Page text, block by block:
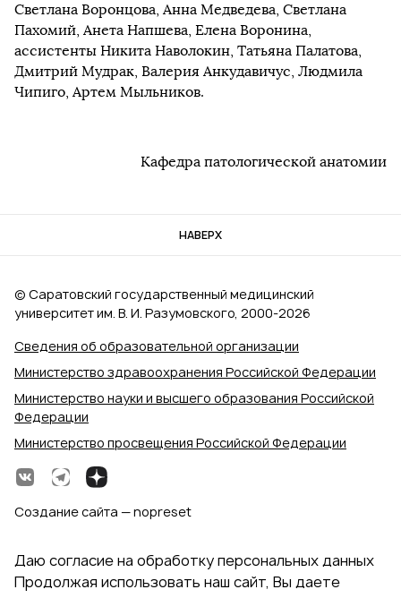
Светлана Воронцова, Анна Медведева, Светлана
Пахомий, Анета Напшева, Елена Воронина,
ассистенты Никита Наволокин, Татьяна Палатова,
Дмитрий Мудрак, Валерия Анкудавичус, Людмила
Чипиго, Артем Мыльников.
Кафедра патологической анатомии
НАВЕРХ
Сведения об образовательной организации
Министерство здравоохранения Российской Федерации
Министерство науки и высшего образования Российской
Федерации
Министерство просвещения Российской Федерации
© Саратовский государственный медицинский
университет им. В. И. Разумовского, 2000‑2026
Создание сайта — nopreset
Даю согласие на обработку персональных данных
Продолжая использовать наш сайт, Вы даете